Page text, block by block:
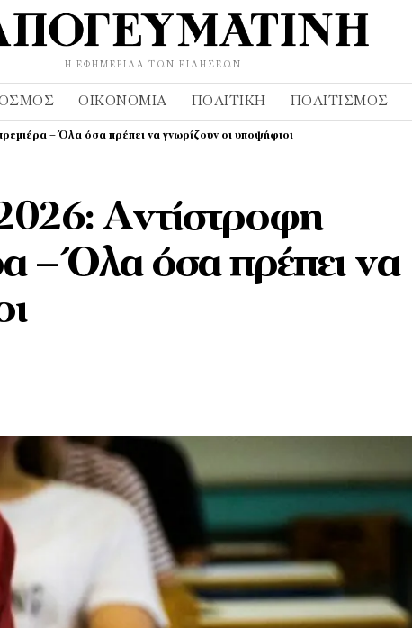
Η ΕΦΗΜΕΡΊΔΑ ΤΩΝ ΕΙΔΉΣΕΩΝ
ΟΙΚΟΝΟΜΊΑ ΠΟΛΙΤΙΚΉ ΠΟΛΙΤΙΣΜΌΣ
– Όλα όσα πρέπει να γνωρίζουν οι υποψήφιοι
2026: Αντίστροφη
– Όλα όσα πρέπει να